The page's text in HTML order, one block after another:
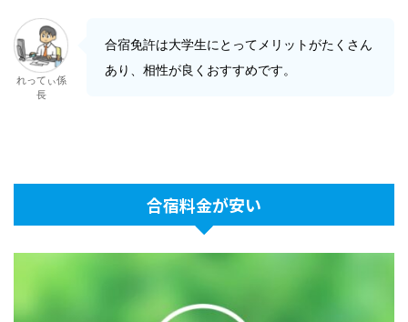
れってぃ係
長
合宿免許は大学生にとってメリットがたくさん
あり、相性が良くおすすめです。
合宿料金が安い